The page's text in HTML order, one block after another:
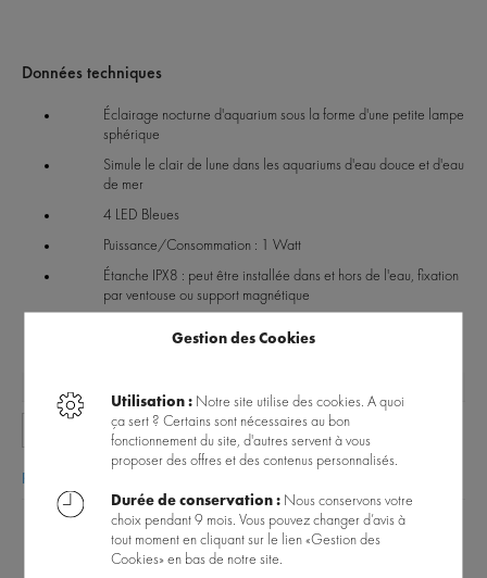
Gestion des Cookies
Utilisation : Notre site utilise des cookies. A quoi
ça sert ? Certains sont nécessaires au bon
fonctionnement du site, d'autres servent à vous
proposer des offres et des contenus personnalisés.
Durée de conservation : Nous conservons votre
choix pendant 9 mois. Vous pouvez changer d’avis à
tout moment en cliquant sur le lien «Gestion des
Cookies» en bas de notre site.
Données techniques
Éclairage nocturne d'aquarium sous la forme d'une petite lampe
sphérique
Simule le clair de lune dans les aquariums d'eau douce et d'eau
de mer
4 LED Bleues
Puissance/Consommation : 1 Watt
Étanche IPX8 : peut être installée dans et hors de l'eau, fixation
par ventouse ou support magnétique
Prévenez-moi lorsque le produit est disponible
DONNÉES TECHNIQUESACCESSOIRES FAQ PRODUIT